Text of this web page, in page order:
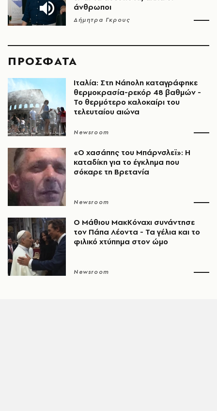
άνθρωποι
Δήμητρα Γκρους
ΠΡΟΣΦΑΤΑ
Ιταλία: Στη Νάπολη καταγράφηκε
θερμοκρασία-ρεκόρ 48 βαθμών -
To θερμότερο καλοκαίρι του
τελευταίου αιώνα
Newsroom
«Ο χασάπης του Μπάρνσλεϊ»: Η
καταδίκη για το έγκλημα που
σόκαρε τη Βρετανία
Newsroom
Ο Μάθιου ΜακΚόναχι συνάντησε
τον Πάπα Λέοντα - Τα γέλια και το
φιλικό χτύπημα στον ώμο
Newsroom